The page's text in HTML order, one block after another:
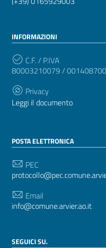
INFORMAZIONI
C.F. / P.IVA
80003210079 /
Privacy
Leggi il documento
POSTA ELETTRONICA
PEC
Email
info@comune.arvier.ao.it
SEGUICI SU.